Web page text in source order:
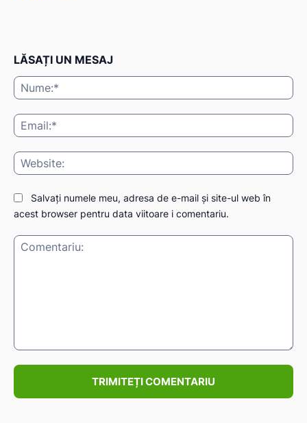
LĂSAȚI UN MESAJ
Salvați numele meu, adresa de e-mail și site-ul web în
acest browser pentru data viitoare i comentariu.